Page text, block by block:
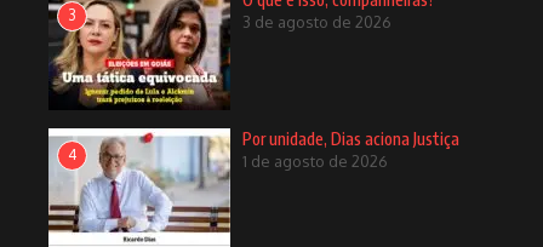
PSB em movimento
3 3 de agosto de 2026
4
Por unidade, Dias aciona Justiça
1 de agosto de 2026